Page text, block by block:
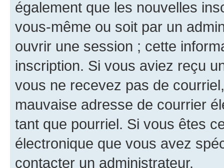
également que les nouvelles
vous-même ou soit par un
ouvrir une session ; cette
inscription. Si vous aviez reçu
vous ne recevez pas de
mauvaise adresse de courrier
tant que pourriel. Si vous êtes
électronique que vous avez
contacter un administrateur.